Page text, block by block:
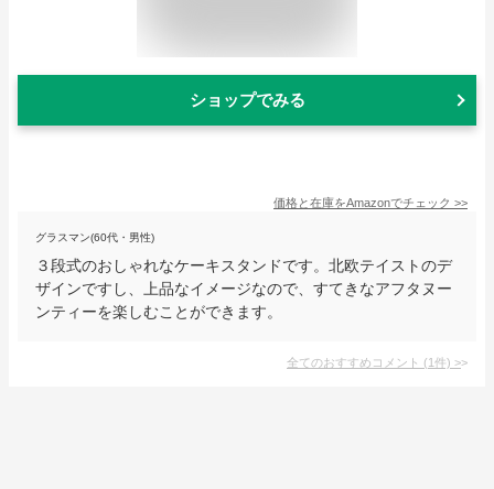
ショップでみる
価格と在庫をAmazonでチェック >>
グラスマン(60代・男性)
３段式のおしゃれなケーキスタンドです。北欧テイストのデ
ザインですし、上品なイメージなので、すてきなアフタヌー
ンティーを楽しむことができます。
全てのおすすめコメント (1件) >